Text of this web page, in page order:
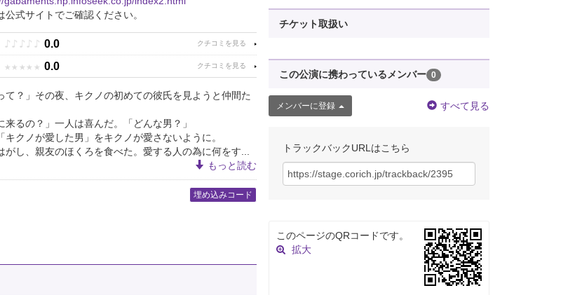
式サイトでご確認ください。
♪ ♪ ♪ ♪ ♪ 0.0
★ ★ ★ ★ ★ 0.0
て？」その夜、キクノの初めての彼氏を見ようと仲間た
るの？」一人は喜んだ。「どんな男？」
キクノが愛した男」をキクノが愛さないように。
がし、親友のほくろを食べた。愛する人の為に何をす...
もっと読む
埋め込みコード
チケット取扱い
この公演に携わっているメンバー 0
メンバーに登録 すべて見る
トラックバックURLはこちら
このページのQRコードです。
拡大